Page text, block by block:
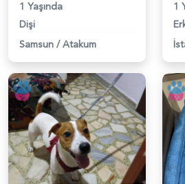
1 Yaşında
Dişi
Samsun / Atakum
1